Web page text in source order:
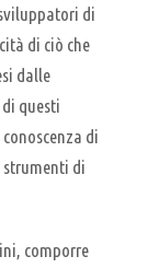
di
di ciò che
dalle
questi
di
di
comporre